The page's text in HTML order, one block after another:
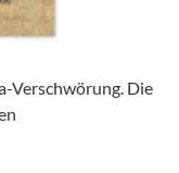
Verschwörung. Die